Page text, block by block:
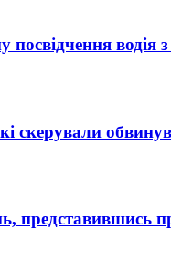
водія
скерували
представившись